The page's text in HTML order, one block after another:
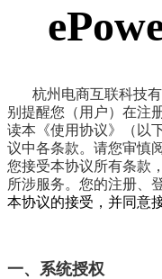
杭州电商互联科技有
别提醒您（用户）在注
读本《使用协议》（以
议中各条款。请您审慎
您接受本协议所有条款
所涉服务。您的注册、
本协议的接受，并同意
一、系统授权